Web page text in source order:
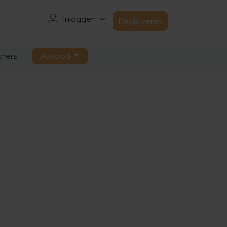
Inloggen Registreren
Aanbod